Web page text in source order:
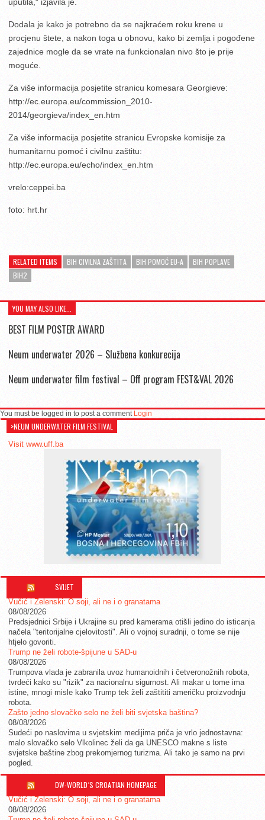
Dodala je kako je potrebno da se najkraćem roku krene u
procjenu štete, a nakon toga u obnovu, kako bi zemlja i pogođene
zajednice mogle da se vrate na funkcionalan nivo što je prije
moguće.
Za više informacija posjetite stranicu komesara Georgieve:
http://ec.europa.eu/commission_2010-
2014/georgieva/index_en.htm
Za više informacija posjetite stranicu Evropske komisije za
humanitarnu pomoć i civilnu zaštitu:
http://ec.europa.eu/echo/index_en.htm
vrelo:ceppei.ba
foto: hrt.hr
RELATED ITEMS BIH CIVILNA ZAŠTITA BIH POMOĆ EU-A
BIH POPLAVE
BIH2
YOU MAY ALSO LIKE...
BEST FILM POSTER AWARD
Neum underwater 2026 – Službena konkurecija
Neum underwater film festival – Off program FEST&VAL 2026
You must be logged in to post a comment Login
>NEUM UNDERWATER FILM FESTIVAL
Visit www.uff.ba
SVIJET
Vučić i Zelenski: O soji, ali ne i o granatama
08/08/2026
Predsjednici Srbije i Ukrajine su pred kamerama otišli jedino do isticanja
načela "teritorijalne cjelovitosti". Ali o vojnoj suradnji, o tome se nije
htjelo govoriti.
Trump ne želi robote-špijune u SAD-u
08/08/2026
Trumpova vlada je zabranila uvoz humanoidnih i četveronožnih robota,
tvrdeći kako su "rizik" za nacionalnu sigurnost. Ali makar u tome ima
istine, mnogi misle kako Trump tek želi zaštititi američku proizvodnju
robota.
Zašto jedno slovačko selo ne želi biti svjetska baština?
08/08/2026
Sudeći po naslovima u svjetskim medijima priča je vrlo jednostavna:
malo slovačko selo Vlkolinec želi da ga UNESCO makne s liste
svjetske baštine zbog prekomjernog turizma. Ali tako je samo na prvi
pogled.
DW-WORLD´S CROATIAN HOMEPAGE
Vučić i Zelenski: O soji, ali ne i o granatama
08/08/2026